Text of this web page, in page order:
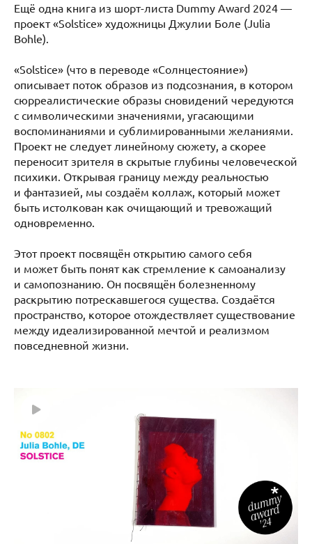
Ещё одна книга из шорт-листа Dummy Award 2024 —
проект «Solstice» художницы Джулии Боле (Julia
Bohle).
«Solstice» (что в переводе «Солнцестояние»)
описывает поток образов из подсознания, в котором
сюрреалистические образы сновидений чередуются
с символическими значениями, угасающими
воспоминаниями и сублимированными желаниями.
Проект не следует линейному сюжету, а скорее
переносит зрителя в скрытые глубины человеческой
психики. Открывая границу между реальностью
и фантазией, мы создаём коллаж, который может
быть истолкован как очищающий и тревожащий
одновременно.
Этот проект посвящён открытию самого себя
и может быть понят как стремление к самоанализу
и самопознанию. Он посвящён болезненному
раскрытию потрескавшегося существа. Создаётся
пространство, которое отождествляет существование
между идеализированной мечтой и реализмом
повседневной жизни.